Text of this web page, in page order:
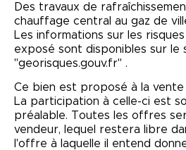
Des travaux de
chauffage central au gaz de
Les informations sur les
exposé sont disponibles sur le
"georisques.gouv.fr" .
Ce bien est proposé à la
La participation à celle-ci est
préalable. Toutes les offres
vendeur, lequel restera libre
l'offre à laquelle il entend